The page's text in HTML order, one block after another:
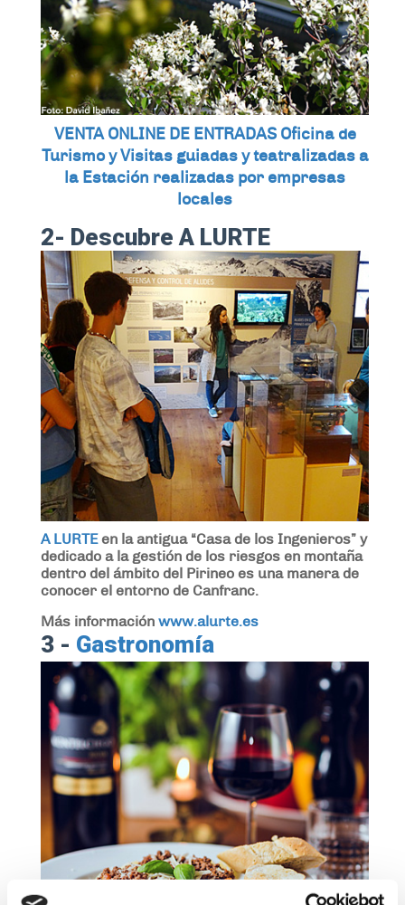
VENTA ONLINE DE ENTRADAS Oficina de
Turismo y Visitas guiadas y teatralizadas a
la Estación realizadas por empresas
locales
2- Descubre A LURTE
A LURTEen la antigua “Casa de los Ingenieros” y
dedicado a la gestión de los riesgos en montaña
dentro del ámbito del Pirineo es una manera de
conocer el entorno de Canfranc.
Más información www.alurte.es
3 - Gastronomía